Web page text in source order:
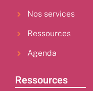
Nos services
Ressources
Agenda
Ressources